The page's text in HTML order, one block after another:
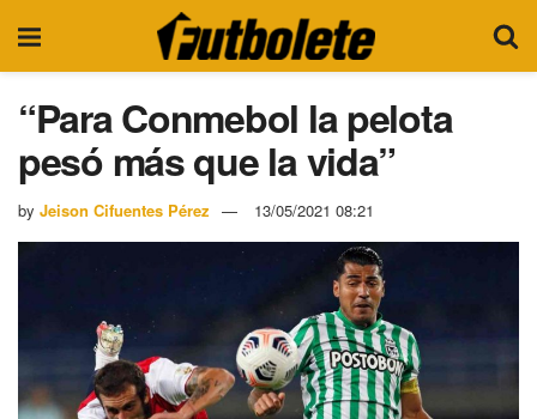
“Para Conmebol la pelota
pesó más que la vida”
by Jeison Cifuentes Pérez 13/05/2021 08:21